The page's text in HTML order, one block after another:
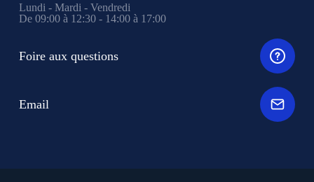
Lundi - Mardi - Vendredi
De 09:00 à 12:30 - 14:00 à 17:00
Foire aux questions
Email